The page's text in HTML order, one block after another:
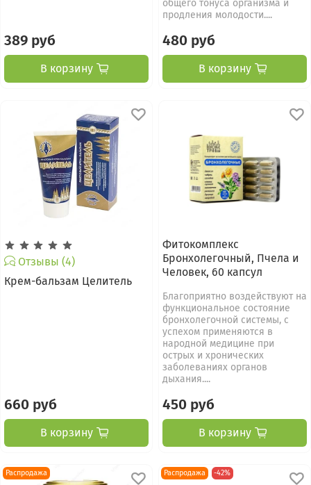
389 руб
В корзину
общего тонуса организма и
продления молодости....
480 руб
В корзину
Отзывы (4)
Крем-бальзам Целитель
660 руб
В корзину
Фитокомплекс
Бронхолегочный, Пчела и
Человек, 60 капсул
Благоприятно воздействуют на
функциональное состояние
бронхолегочной системы, с
успехом применяются в
народной медицине при
острых и хронических
заболеваниях органов
дыхания....
450 руб
В корзину
Распродажа Распродажа -42%